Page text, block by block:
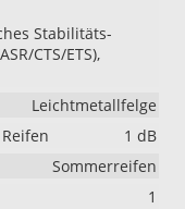
Stabilitäts-
CTS/ETS),
Leichtmetallfelge
1 dB
Sommerreifen
1